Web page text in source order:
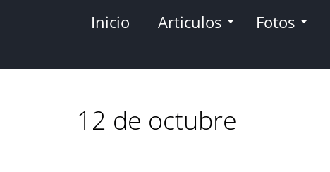
Inicio Articulos Fotos
12 de octubre